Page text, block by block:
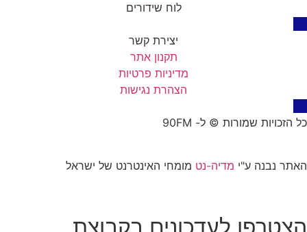
לוח שידורים
יצירת קשר
תקנון אתר
מדיניות פרטיות
הצהרת נגישות
כל הזכויות שמורות © ל- 90FM
האתר נבנה ע"י מדיה-נט מומחי האינטרנט של ישראל